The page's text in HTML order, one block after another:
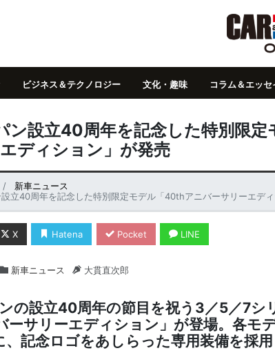
ビジネス＆テクノロジー 文化・趣味 コラム＆エッセ
ン設立40周年を記念した特別限
ディション」が発売
新車ニュース
立40周年を記念した特別限定モデル「40thアニバーサリーエデ
X Hatena Pocket LINE
新車ニュース 大貫直次郎
の設立40周年の節目を祝う3／5／7シ
ーサリーエディション」が登場。各モ
、記念ロゴをあしらった専用装備を採用